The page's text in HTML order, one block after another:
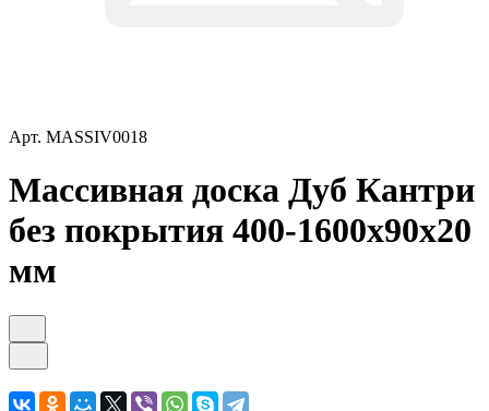
Арт. MASSIV0018
Массивная доска Дуб Кантри
без покрытия 400-1600х90х20
мм